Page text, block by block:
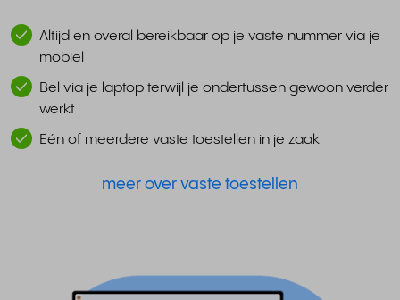
Altijd en overal bereikbaar op je vaste nummer via je
mobiel
Bel via je laptop terwijl je ondertussen gewoon verder
werkt
Eén of meerdere vaste toestellen in je zaak
meer over vaste toestellen